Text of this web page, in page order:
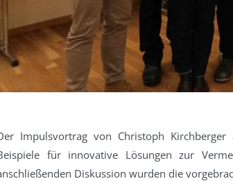
Impulsvortrag von Christoph
für innovative Lösungen zur
Diskussion wurden die